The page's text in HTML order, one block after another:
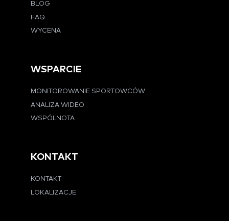
BLOG
FAQ
WYCENA
WSPARCIE
MONITOROWANIE SPORTOWCÓW
ANALIZA WIDEO
WSPÓLNOTA
KONTAKT
KONTAKT
LOKALIZACJE